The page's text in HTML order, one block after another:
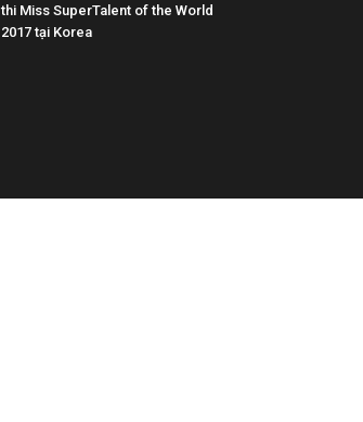
thi Miss SuperTalent of the World
2017 tại Korea